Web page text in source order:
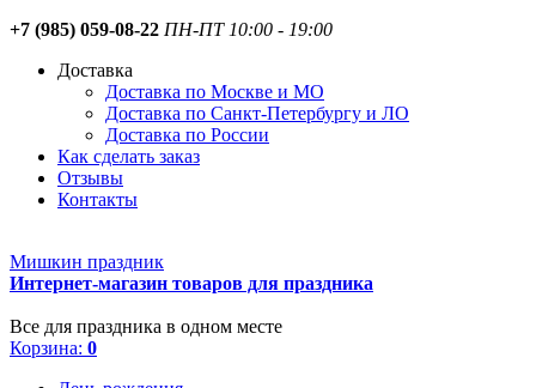
+7 (985) 059-08-22 ПН-ПТ 10:00 - 19:00
Доставка
Доставка по Москве и МО
Доставка по Санкт-Петербургу и ЛО
Доставка по России
Как сделать заказ
Отзывы
Контакты
Мишкин праздник
Интернет-магазин товаров для праздника
Все для праздника в одном месте
Корзина: 0